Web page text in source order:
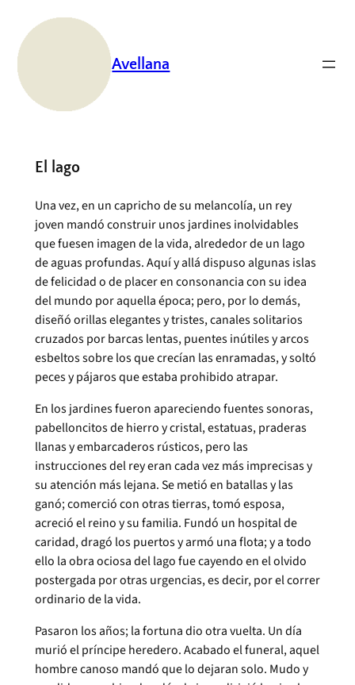
contenido
Avellana
El lago
Una vez, en un capricho de su melancolía, un rey
joven mandó construir unos jardines inolvidables
que fuesen imagen de la vida, alrededor de un lago
de aguas profundas. Aquí y allá dispuso algunas islas
de felicidad o de placer en consonancia con su idea
del mundo por aquella época; pero, por lo demás,
diseñó orillas elegantes y tristes, canales solitarios
cruzados por barcas lentas, puentes inútiles y arcos
esbeltos sobre los que crecían las enramadas, y soltó
peces y pájaros que estaba prohibido atrapar.
En los jardines fueron apareciendo fuentes sonoras,
pabelloncitos de hierro y cristal, estatuas, praderas
llanas y embarcaderos rústicos, pero las
instrucciones del rey eran cada vez más imprecisas y
su atención más lejana. Se metió en batallas y las
ganó; comerció con otras tierras, tomó esposa,
acreció el reino y su familia. Fundó un hospital de
caridad, dragó los puertos y armó una flota; y a todo
ello la obra ociosa del lago fue cayendo en el olvido
postergada por otras urgencias, es decir, por el correr
ordinario de la vida.
Pasaron los años; la fortuna dio otra vuelta. Un día
murió el príncipe heredero. Acabado el funeral, aquel
hombre canoso mandó que lo dejaran solo. Mudo y